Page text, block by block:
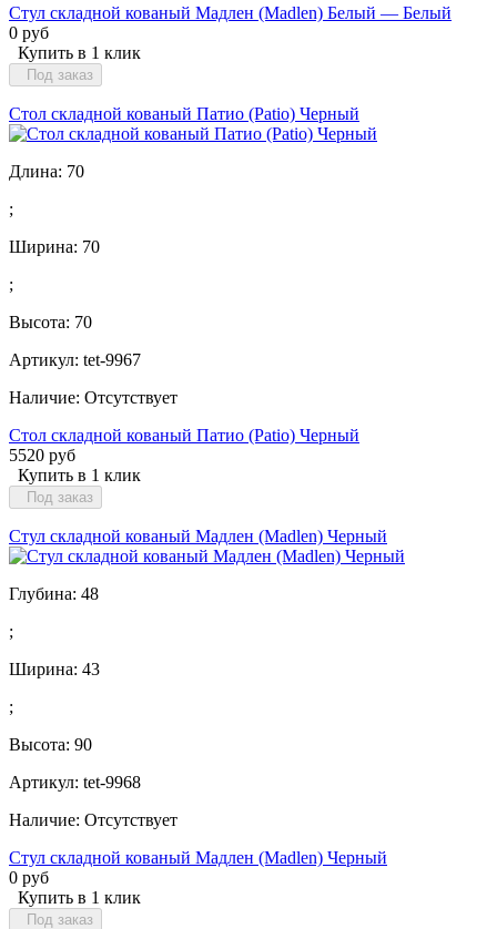
Стул складной кованый Мадлен (Madlen) Белый — Белый
0 руб
Купить в 1 клик
Под заказ
Стол складной кованый Патио (Patio) Черный
Длина: 70
;
Ширина: 70
;
Высота: 70
Артикул: tet-9967
Наличие: Отсутствует
Стол складной кованый Патио (Patio) Черный
5520 руб
Купить в 1 клик
Под заказ
Стул складной кованый Мадлен (Madlen) Черный
Глубина: 48
;
Ширина: 43
;
Высота: 90
Артикул: tet-9968
Наличие: Отсутствует
Стул складной кованый Мадлен (Madlen) Черный
0 руб
Купить в 1 клик
Под заказ